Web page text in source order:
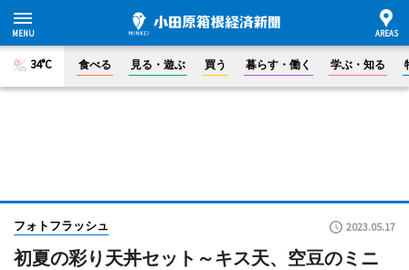
34°C 食べる 見る・遊ぶ 買う 暮らす・働く 学ぶ・知る
フォトフラッシュ 2023.05.17
初夏の彩り天丼セット～キス天、空豆のミニ